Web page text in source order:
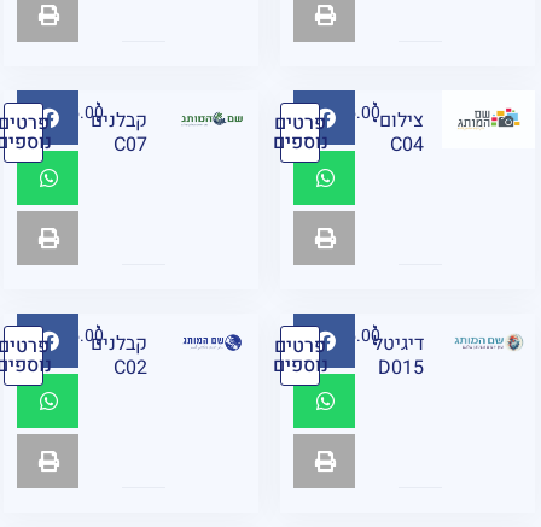
צילום
C04
₪ 95.00 פרטים
נוספים
קבלנים
C07
₪ 95.00 פרטים
נוספים
דיגיטל
D015
₪ 95.00 פרטים
נוספים
קבלנים
C02
₪ 95.00 פרטים
נוספים